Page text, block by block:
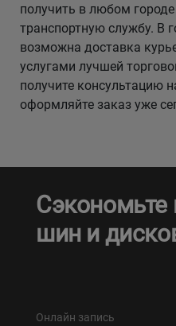
получить в любом
транспортную службу. В
возможна доставка
услугами лучшей
получите консультацию
оформляйте заказ уже
Сэкономьте
шин и
Онлайн запись